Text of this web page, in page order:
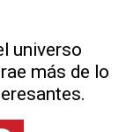
universo
más de lo